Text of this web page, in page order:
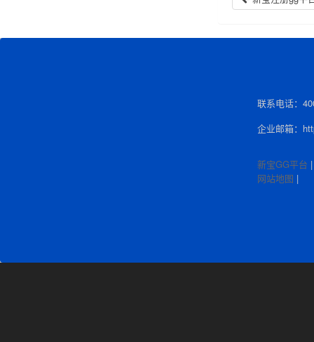
联系电话：
企业邮箱：
新宝GG平台
网站地图 |